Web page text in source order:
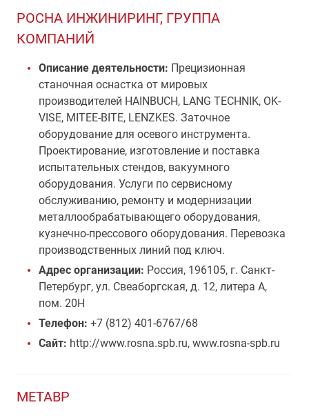
РОСНА ИНЖИНИРИНГ, ГРУППА
КОМПАНИЙ
Описание деятельности: Прецизионная
станочная оснастка от мировых
производителей HAINBUCH, LANG TECHNIK, OK-
VISE, MITEE-BITE, LENZKES. Заточное
оборудование для осевого инструмента.
Проектирование, изготовление и поставка
испытательных стендов, вакуумного
оборудования. Услуги по сервисному
обслуживанию, ремонту и модернизации
металлообрабатывающего оборудования,
кузнечно-прессового оборудования. Перевозка
производственных линий под ключ.
Адрес организации: Россия, 196105, г. Санкт-
Петербург, ул. Свеаборгская, д. 12, литера А,
пом. 20Н
Телефон: +7 (812) 401-6767/68
Сайт: http://www.rosna.spb.ru, www.rosna-spb.ru
МЕТАВР